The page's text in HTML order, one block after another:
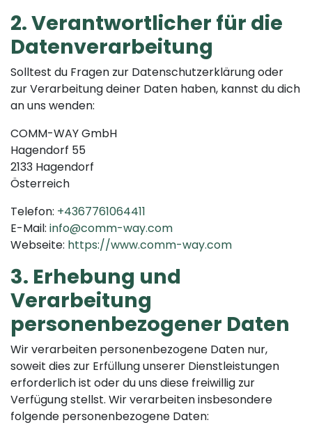
2. Verantwortlicher für die
Datenverarbeitung
Solltest du Fragen zur Datenschutzerklärung oder
zur Verarbeitung deiner Daten haben, kannst du dich
an uns wenden:
COMM-WAY GmbH
Hagendorf 55
2133 Hagendorf
Österreich
Telefon: +4367761064411
E-Mail: info@comm-way.com
Webseite: https://www.comm-way.com
3. Erhebung und
Verarbeitung
personenbezogener Daten
Wir verarbeiten personenbezogene Daten nur,
soweit dies zur Erfüllung unserer Dienstleistungen
erforderlich ist oder du uns diese freiwillig zur
Verfügung stellst. Wir verarbeiten insbesondere
folgende personenbezogene Daten: